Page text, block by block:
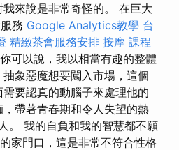
來說是非常奇怪的。 在巨大
務 Google Analytics教學 台
精緻茶會服務安排 按摩 課程
以說，我以相當有趣的整體
象惡魔想要闖入市場，這個
要認真的動腦子來處理他的
帶著青春期和令人失望的熱
。 我的自負和我的智慧都不願
家門口，這是非常不符合性格